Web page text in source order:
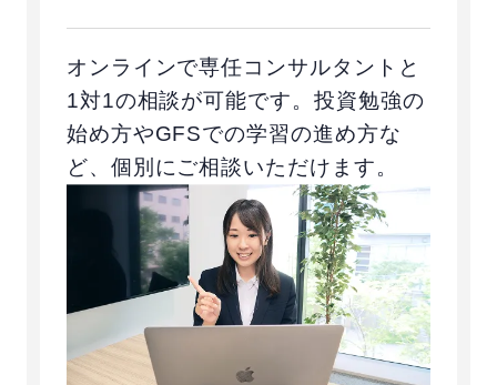
オンラインで専任コンサルタントと
1対1の相談が可能です。投資勉強の
始め方やGFSでの学習の進め方な
ど、個別にご相談いただけます。